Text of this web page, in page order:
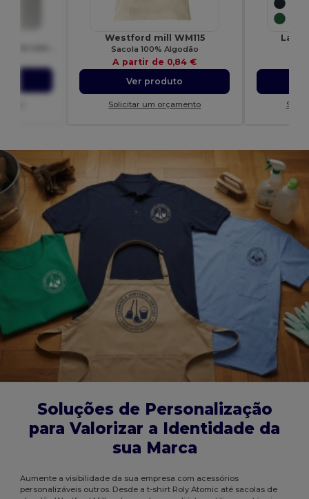
Westford mill WM115
Sacola 100% Algodão
A partir de 0,84 €
Ver produto
Solicitar um orçamento
Soluções de Personalização
para Valorizar a Identidade da
sua Marca
Aumente a visibilidade da sua empresa com acessórios
personalizáveis outros. Desde a t-shirt Roly Atomic até sacolas de